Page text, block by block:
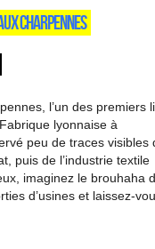
CHARPENNES
l’un des premiers
lyonnaise à
peu de traces visibles
puis de l’industrie textile
imaginez le brouhaha
d’usines et laissez-